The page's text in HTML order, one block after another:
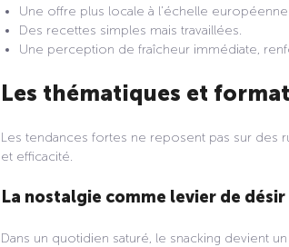
Une offre plus locale à l’échelle
Des recettes simples mais travaillées.
Une perception de fraîcheur immédiate,
Les thématiques et
Les tendances fortes ne reposent pas sur des
et efficacité.
La nostalgie comme levier de désir
Dans un quotidien saturé, le snacking devient